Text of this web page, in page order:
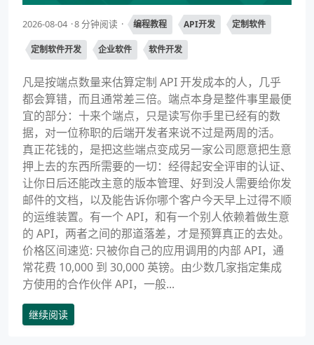
2026-08-04 8 分钟阅读 编程教程 API开发 定制软件
定制软件开发 企业软件 软件开发
凡是按端点数量来估算定制 API 开发成本的人，几乎
都会算错，而且通常差三倍。端点本身是整件事里最便
宜的部分：十来个端点，只是读写你手里已经有的数
据，对一位称职的后端开发者来说不过是两周的活。
真正花钱的，是把这些端点变成另一家公司愿意把生意
押上去的东西所需要的一切：经得起安全评审的认证、
让你日后还能改主意的版本管理、好到没人需要给你发
邮件的文档，以及能告诉你哪个客户今天早上过得不顺
的运维装置。有一个 API，和有一个别人依赖着做生意
的 API，两者之间的那道落差，才是预算真正的去处。
价格区间速览: 只被你自己的应用调用的内部 API，通
常花费 10,000 到 30,000 英镑。由少数几家指定集成
方使用的合作伙伴 API，一般...
继续阅读